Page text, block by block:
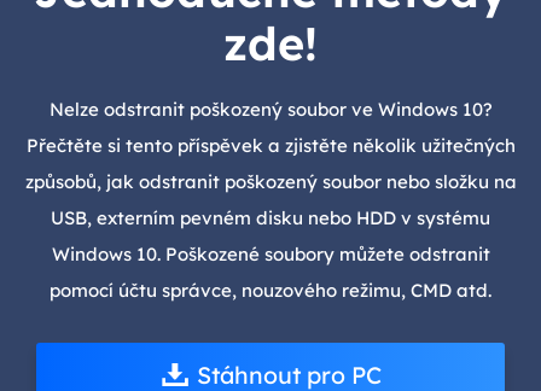
zde!
Nelze odstranit poškozený soubor ve Windows 10?
Přečtěte si tento příspěvek a zjistěte několik užitečných
způsobů, jak odstranit poškozený soubor nebo složku na
USB, externím pevném disku nebo HDD v systému
Windows 10. Poškozené soubory můžete odstranit
pomocí účtu správce, nouzového režimu, CMD atd.
Stáhnout pro PC